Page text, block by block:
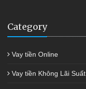
Category
Vay tiền Online
Vay tiền Không Lãi Suất